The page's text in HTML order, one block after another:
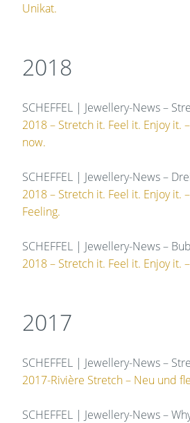
Unikat.
2018
SCHEFFEL | Jewellery-News –
2018 – Stretch it. Feel it. Enjoy it.
now.
SCHEFFEL | Jewellery-News –
2018 – Stretch it. Feel it. Enjoy it.
Feeling.
SCHEFFEL | Jewellery-News –
2018 – Stretch it. Feel it. Enjoy it.
2017
SCHEFFEL | Jewellery-News –
2017-Rivière Stretch – Neu und
SCHEFFEL | Jewellery-News –